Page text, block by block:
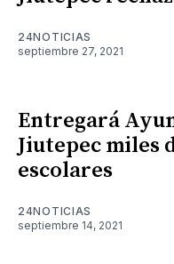
24NOTICIAS
septiembre 27, 2021
Entregará
Jiutepec miles
escolares
24NOTICIAS
septiembre 14, 2021